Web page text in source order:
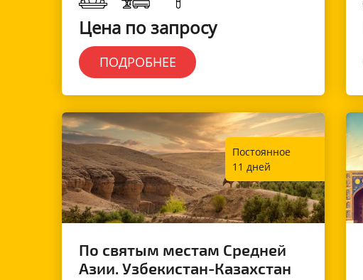
Цена по запросу
ПОДРОБНЕЕ
Постоянное
11 дней
По святым местам Средней
Азии. Узбекистан-Казахстан